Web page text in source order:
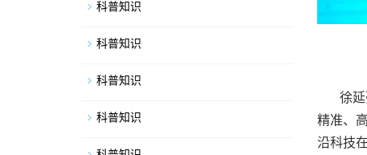
徐
精准、
沿科技
科普知识
科普知识
科普知识
科普知识